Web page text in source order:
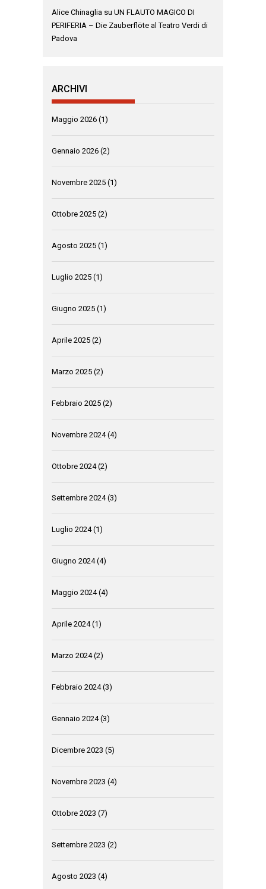
Alice Chinaglia su UN FLAUTO MAGICO DI
PERIFERIA – Die Zauberflöte al Teatro Verdi di
Padova
ARCHIVI
Maggio 2026 (1)
Gennaio 2026 (2)
Novembre 2025 (1)
Ottobre 2025 (2)
Agosto 2025 (1)
Luglio 2025 (1)
Giugno 2025 (1)
Aprile 2025 (2)
Marzo 2025 (2)
Febbraio 2025 (2)
Novembre 2024(4)
Ottobre 2024(2)
Settembre 2024(3)
Luglio 2024(1)
Giugno 2024(4)
Maggio 2024(4)
Aprile 2024(1)
Marzo 2024(2)
Febbraio 2024(3)
Gennaio 2024(3)
Dicembre 2023 (5)
Novembre 2023 (4)
Ottobre 2023 (7)
Settembre 2023 (2)
Agosto 2023 (4)